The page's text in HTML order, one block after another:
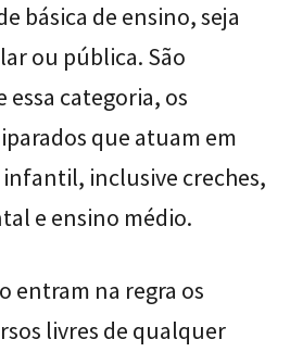
básica de ensino, seja
ou pública. São
categoria, os
que atuam em
infantil, inclusive creches,
e ensino médio.
entram na regra os
livres de qualquer